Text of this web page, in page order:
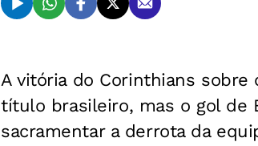
A vitória do Corinthians sobre
título brasileiro, mas o gol de
sacramentar a derrota da